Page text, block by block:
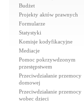
Budżet
Projekty aktów prawnych
Formularze
Statystyki
Komisje kodyfikacyjne
Mediacje
Pomoc pokrzywdzonym
przestępstwem
Przeciwdziałanie przemocy
domowej
Przeciwdziałanie przemocy
wobec dzieci